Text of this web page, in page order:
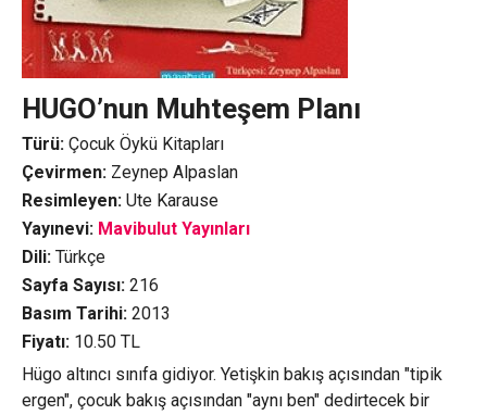
HUGO’nun Muhteşem Planı
Türü:Çocuk Öykü Kitapları
Çevirmen:Zeynep Alpaslan
Resimleyen:Ute Karause
Yayınevi: Mavibulut Yayınları
Dili: Türkçe
Sayfa Sayısı: 216
Basım Tarihi: 2013
Fiyatı: 10.50TL
Hügo altıncı sınıfa gidiyor. Yetişkin bakış açısından "tipik
ergen", çocuk bakış açısından "aynı ben" dedirtecek bir